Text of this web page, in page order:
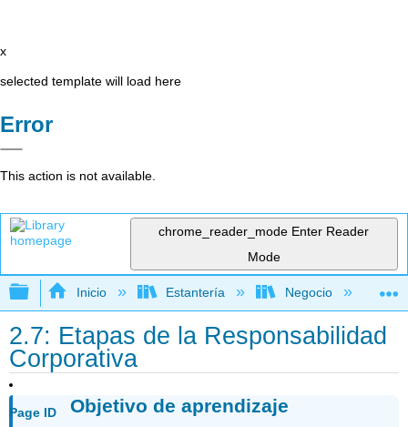
x
selected template will load here
Error
This action is not available.
chrome_reader_mode Enter Reader
Mode
Expandir/contraer jerarquía global
Inicio Estantería Negocio
2.7: Etapas de la Responsabilidad
Corporativa
Page ID Objetivo de aprendizaje